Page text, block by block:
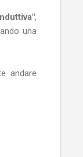
,
una
andare